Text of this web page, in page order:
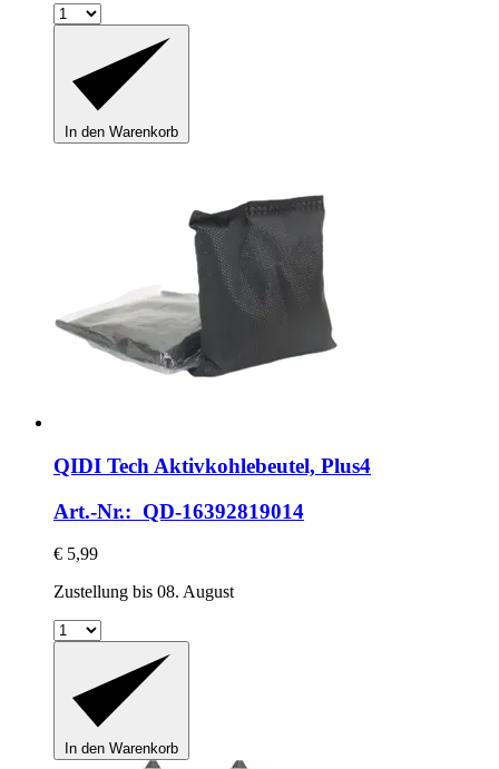
In den Warenkorb
QIDI Tech Aktivkohlebeutel, Plus4
Art.-Nr.: QD-16392819014
€ 5,99
Zustellung bis 08. August
In den Warenkorb